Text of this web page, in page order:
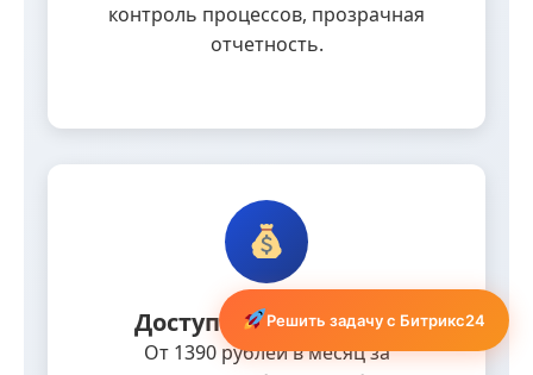
контроль процессов, прозрачная
отчетность.
Доступная стоимость
От 1390 рублей в месяц за
Решить задачу с Битрикс24